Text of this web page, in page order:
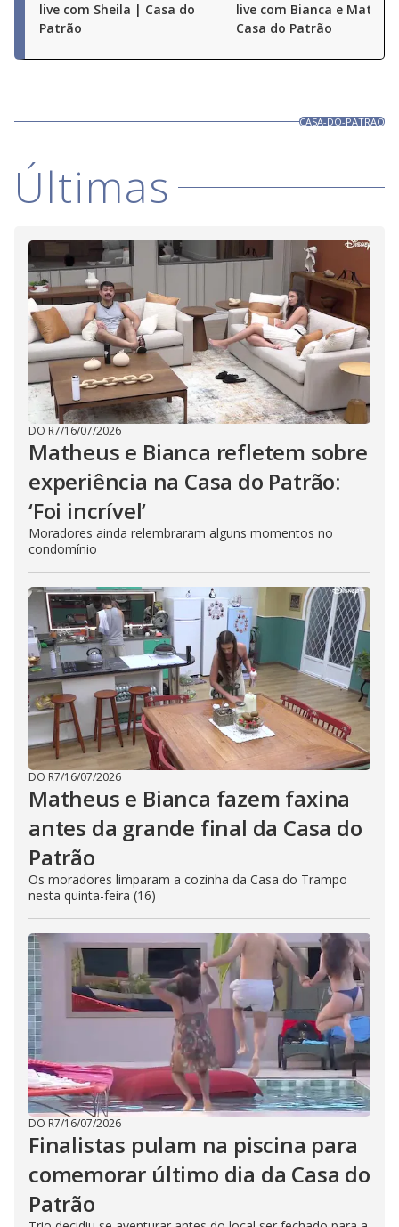
live com Sheila | Casa do
Patrão
live com Bianca e
Casa do Patrão
CASA-DO-PATRAO
Últimas
DO R7/16/07/2026
Matheus e Bianca refletem sobre
experiência na Casa do Patrão:
‘Foi incrível’
Moradores ainda relembraram alguns momentos no
condomínio
DO R7/16/07/2026
Matheus e Bianca fazem faxina
antes da grande final da Casa do
Patrão
Os moradores limparam a cozinha da Casa do Trampo
nesta quinta-feira (16)
DO R7/16/07/2026
Finalistas pulam na piscina para
comemorar último dia da Casa do
Patrão